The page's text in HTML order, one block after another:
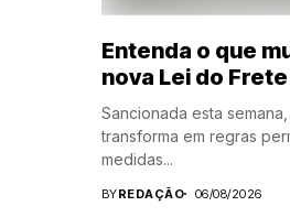
Entenda o que
nova Lei do Frete
Sancionada esta
transforma em regras
medidas...
BYREDAÇÃO 06/08/2026